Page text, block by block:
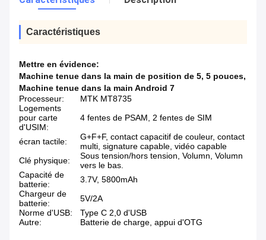
Caractéristiques
Mettre en évidence:
Machine tenue dans la main de position de 5, 5 pouces,
Machine tenue dans la main Android 7
Processeur:
MTK MT8735
Logements
pour carte
d'USIM:
4 fentes de PSAM, 2 fentes de SIM
écran tactile:
G+F+F, contact capacitif de couleur, contact
multi, signature capable, vidéo capable
Clé physique:
Sous tension/hors tension, Volumn, Volumn
vers le bas.
Capacité de
batterie:
3.7V, 5800mAh
Chargeur de
batterie:
5V/2A
Norme d'USB:
Type C 2,0 d'USB
Autre:
Batterie de charge, appui d'OTG